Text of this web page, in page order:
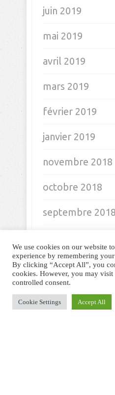
juin 2019
mai 2019
avril 2019
mars 2019
février 2019
janvier 2019
novembre 2018
octobre 2018
septembre 2018
juillet 2018
juin 2018
mai 2018
We use cookies on our website
experience by remembering
By clicking “Accept All”, you
cookies. However, you may
controlled consent.
Cookie Settings Accept All